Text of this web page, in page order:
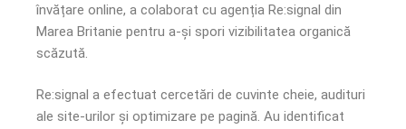
învățare online, a colaborat cu agenția Re:signal din
Marea Britanie pentru a-și spori vizibilitatea organică
scăzută.
Re:signal a efectuat cercetări de cuvinte cheie, audituri
ale site-urilor și optimizare pe pagină. Au identificat